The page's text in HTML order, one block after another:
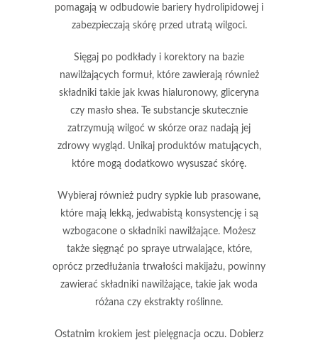
pomagają w odbudowie bariery hydrolipidowej i
zabezpieczają skórę przed utratą wilgoci.
Sięgaj po podkłady i korektory na bazie
nawilżających formuł, które zawierają również
składniki takie jak kwas hialuronowy, gliceryna
czy masło shea. Te substancje skutecznie
zatrzymują wilgoć w skórze oraz nadają jej
zdrowy wygląd. Unikaj produktów matujących,
które mogą dodatkowo wysuszać skórę.
Wybieraj również pudry sypkie lub prasowane,
które mają lekką, jedwabistą konsystencję i są
wzbogacone o składniki nawilżające. Możesz
także sięgnąć po spraye utrwalające, które,
oprócz przedłużania trwałości makijażu, powinny
zawierać składniki nawilżające, takie jak woda
różana czy ekstrakty roślinne.
Ostatnim krokiem jest pielęgnacja oczu. Dobierz